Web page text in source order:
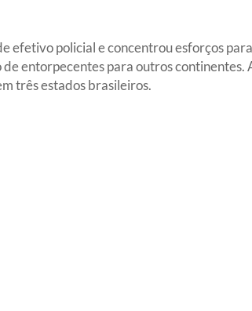
efetivo policial e concentrou esforços
de entorpecentes para outros
três estados brasileiros.